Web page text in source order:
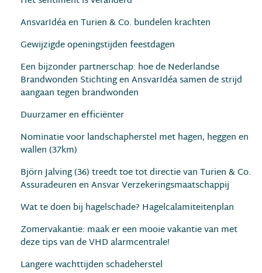
AnsvarIdéa en Turien & Co. bundelen krachten
Gewijzigde openingstijden feestdagen
Een bijzonder partnerschap: hoe de Nederlandse
Brandwonden Stichting en AnsvarIdéa samen de strijd
aangaan tegen brandwonden
Duurzamer en efﬁciënter
Nominatie voor landschapherstel met hagen, heggen en
wallen (37km)
Björn Jalving (36) treedt toe tot directie van Turien & Co.
Assuradeuren en Ansvar Verzekeringsmaatschappij
Wat te doen bij hagelschade? Hagelcalamiteitenplan
Zomervakantie: maak er een mooie vakantie van met
deze tips van de VHD alarmcentrale!
Langere wachttijden schadeherstel